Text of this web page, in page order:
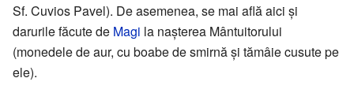
Sf. Cuvios Pavel). De asemenea, se mai află aici și
darurile făcute de Magi la nașterea Mântuitorului
(monedele de aur, cu boabe de smirnă și tămâie cusute pe
ele).